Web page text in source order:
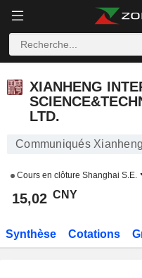
XIANHENG
LTD.
Communiqués
Cours en clôture Shanghai S.E.
15,02 CNY
Synthèse Cotations